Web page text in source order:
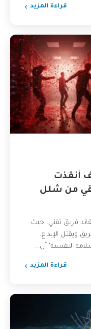
قراءة المزيد
أنقذت
من شلل
فريق تقني، حيث
ويقتل الإبداع.
النفسية" أن...
قراءة المزيد